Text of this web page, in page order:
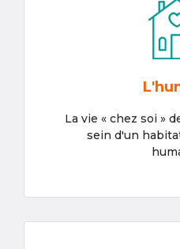
La vie « chez soi »
sein d'un